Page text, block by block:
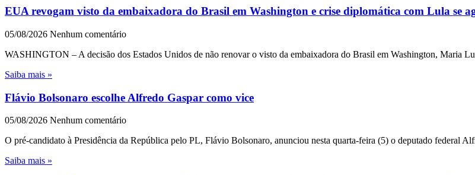
EUA revogam visto da embaixadora do Brasil em Washington e crise diplomática com Lula se
05/08/2026 Nenhum comentário
WASHINGTON – A decisão dos Estados Unidos de não renovar o visto da embaixadora do Brasil em Washington, Maria
Saiba mais »
Flávio Bolsonaro escolhe Alfredo Gaspar como vice
05/08/2026 Nenhum comentário
O pré-candidato à Presidência da República pelo PL, Flávio Bolsonaro, anunciou nesta quarta-feira (5) o deputado federal
Saiba mais »